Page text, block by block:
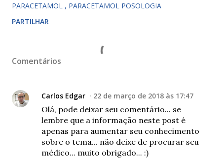
PARACETAMOL
PARACETAMOL POSOLOGIA
PARTILHAR
Comentários
Carlos Edgar 22 de março de 2018 às 17:47
Olá, pode deixar seu comentário... se
lembre que a informação neste post é
apenas para aumentar seu conhecimento
sobre o tema... não deixe de procurar seu
médico... muito obrigado... :)